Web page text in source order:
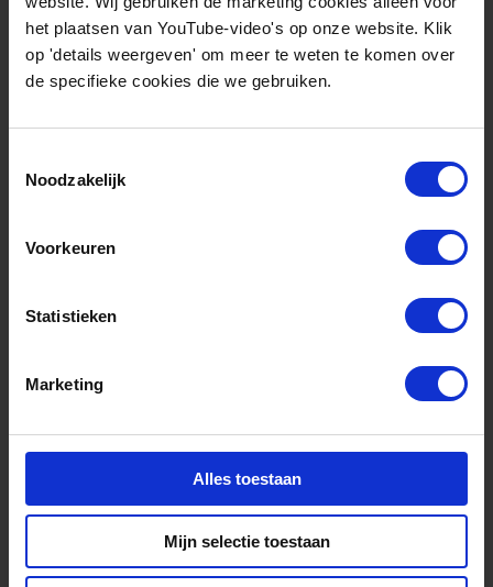
het plaatsen van YouTube-video's op onze website. Klik
op 'details weergeven' om meer te weten te komen over
de specifieke cookies die we gebruiken.
Noodzakelijk
Voorkeuren
Statistieken
Marketing
Alles toestaan
Mijn selectie toestaan
Disclaimer
en innovatieprogramma Horizon 2020 van de
101022484. Deze pagina geeft uitsluitend de visie
Infrastructure and Environment Executive Agency
door de Europese Commissie, niet